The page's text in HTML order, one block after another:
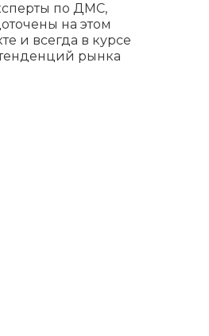
по ДМС,
на этом
и всегда в курсе
рынка